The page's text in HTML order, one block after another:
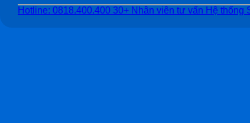
Hotline: 0818.400.400 30+ Nhân viên tư vấn Hệ thống